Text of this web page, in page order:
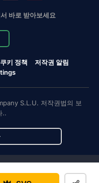
바로 받아보세요
쿠키 정책
저작권 알림
S.L.U. 저작권법의 보
..